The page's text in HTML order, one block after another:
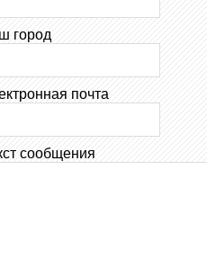
город
почта
сообщения